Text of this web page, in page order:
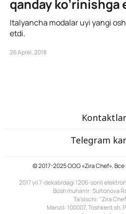
qanday ko’rinishga
Italyancha modalar uyi yangi
etdi.
26 Aprel, 2018
Kontaktlar
Telegram
© 2017-2025 ООО «Zira Chef».
2017 yil 7-dekabrdagi 1206-sonli
Bosh muharrir: Sultonova
Ta'sischi: "Zira
Manzil: 100007, Toshkent sh.